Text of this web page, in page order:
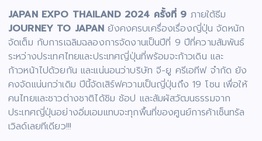
JAPAN EXPO THAILAND 2024 ครั้งที่ 9 ภายใต้ธีม
JOURNEY TO JAPAN ยังคงครบเครื่องเรื่องญี่ปุ่น จัดหนัก
จัดเต็ม กับการเฉลิมฉลองการจัดงานเป็นปีที่ 9 ปีที่ความสัมพันธ์
ระหว่างประเทศไทยและประเทศญี่ปุ่นที่พร้อมจะก้าวเดิน และ
ก้าวหน้าไปด้วยกัน และแน่นอนว่าบริษัท จี-ยู ครีเอทีฟ จำกัด ยัง
คงจัดแน่นกว่าเดิม ปีนี้จัดเสิร์ฟความเป็นญี่ปุ่นถึง 19 โซน เพื่อให้
คนไทยและชาวต่างชาติได้ชิม ช้อป และสัมผัสวัฒนธรรมจาก
ประเทศญี่ปุ่นอย่างอิ่มเอมแทบจะทุกพื้นที่ของศูนย์การค้าเซ็นทรัล
เวิลด์เลยทีเดียว!!!